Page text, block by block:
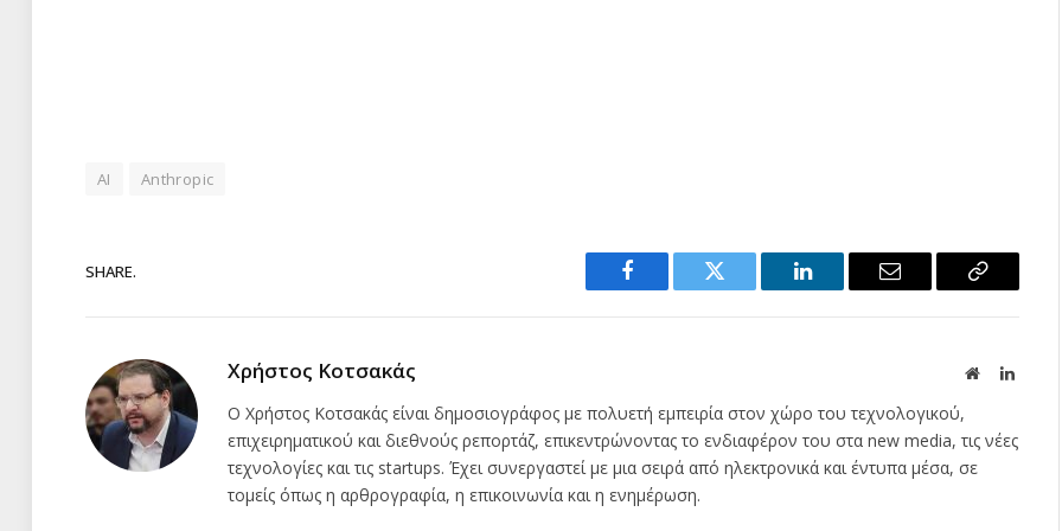
AI Anthropic
SHARE.
Facebook Twitter LinkedIn Email
Copy
Χρήστος Κοτσακάς Website
Ο Χρήστος Κοτσακάς είναι δημοσιογράφος με πολυετή εμπειρία στον χώρο του τεχνολογικού,
επιχειρηματικού και διεθνούς ρεπορτάζ, επικεντρώνοντας το ενδιαφέρον του στα new media, τις νέες
τεχνολογίες και τις startups. Έχει συνεργαστεί με μια σειρά από ηλεκτρονικά και έντυπα μέσα, σε
τομείς όπως η αρθρογραφία, η επικοινωνία και η ενημέρωση.